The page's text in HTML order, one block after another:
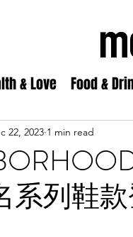
& Love Food &
系列鞋
22, 2023 1 min read